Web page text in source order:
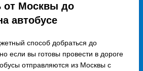
от Москвы до
автобусе
способ добраться до
если вы готовы провести в дороге
отправляются из Москвы с